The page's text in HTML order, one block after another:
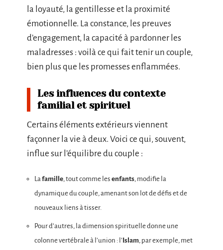
la loyauté, la gentillesse et la proximité
émotionnelle. La constance, les preuves
d’engagement, la capacité à pardonner les
maladresses : voilà ce qui fait tenir un couple,
bien plus que les promesses enflammées.
Les influences du contexte
familial et spirituel
Certains éléments extérieurs viennent
façonner la vie à deux. Voici ce qui, souvent,
influe sur l’équilibre du couple :
Lafamille, tout comme les enfants, modifie la
dynamique du couple, amenant son lot de défis et de
nouveaux liens à tisser.
Pour d’autres, la dimension spirituelle donne une
colonne vertébrale à l’union : l’Islam, par exemple, met